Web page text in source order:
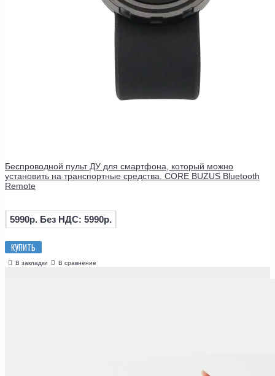
Беспроводной пульт ДУ для смартфона, который можно
установить на транспортные средства. CORE BUZUS Bluetooth
Remote
5990р. Без НДС: 5990р.
КУПИТЬ
В закладки В сравнение